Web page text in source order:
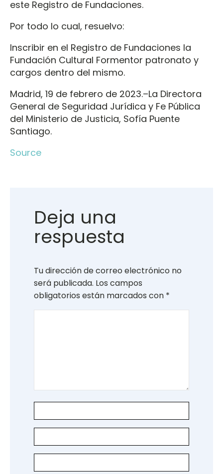
este Registro de Fundaciones.
Por todo lo cual, resuelvo:
Inscribir en el Registro de Fundaciones la
Fundación Cultural Formentor patronato y
cargos dentro del mismo.
Madrid, 19 de febrero de 2023.–La Directora
General de Seguridad Jurídica y Fe Pública
del Ministerio de Justicia, Sofía Puente
Santiago.
Source
Deja una
respuesta
Tu dirección de correo electrónico no
será publicada. Los campos
obligatorios están marcados con *